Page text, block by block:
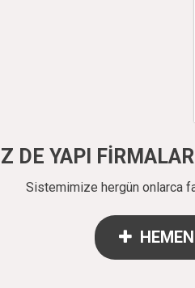
DE YAPI
Sistemimize hergün onlarca